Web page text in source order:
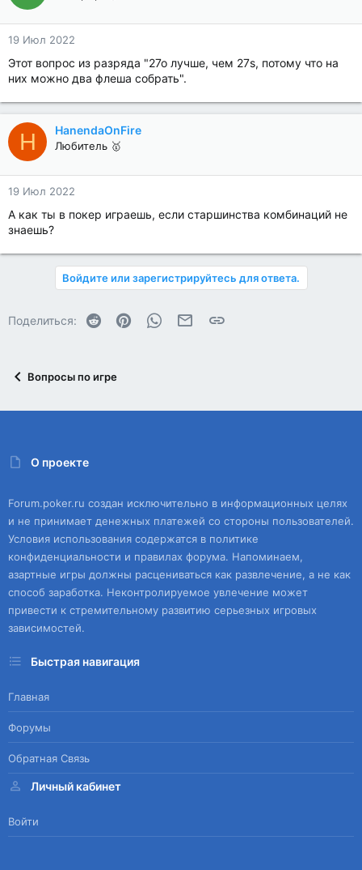
19 Июл 2022
Этот вопрос из разряда "27о лучше, чем 27s, потому что на
них можно два флеша собрать".
H HanendaOnFire
Любитель 🥇
19 Июл 2022
А как ты в покер играешь, если старшинства комбинаций не
знаешь?
Войдите или зарегистрируйтесь для ответа.
Поделиться: Reddit PinterestWhatsAppЭлектронная почта
Ссылка
Вопросы по игре
О проекте
Forum.poker.ru создан исключительно в информационных целях
и не принимает денежных платежей со стороны пользователей.
Условия использования содержатся в политике
конфиденциальности и правилах форума. Напоминаем,
азартные игры должны расцениваться как развлечение, а не как
способ заработка. Неконтролируемое увлечение может
привести к стремительному развитию серьезных игровых
зависимостей.
Быстрая навигация
Главная
Форумы
Обратная Связь
Личный кабинет
Войти